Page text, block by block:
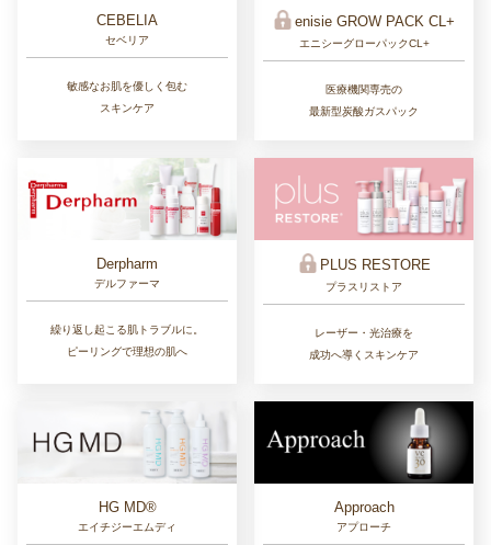
CEBELIA
セベリア
敏感なお肌を優しく包む
スキンケア
enisie GROW PACK CL+
エニシーグローパックCL+
医療機関専売の
最新型炭酸ガスパック
Derpharm
デルファーマ
繰り返し起こる肌トラブルに。
ピーリングで理想の肌へ
PLUS RESTORE
プラスリストア
レーザー・光治療を
成功へ導くスキンケア
HG MD®
エイチジーエムディ
Approach
アプローチ